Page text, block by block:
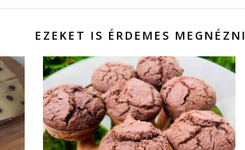
EZEKET IS ÉRDEMES MEGNÉZNI